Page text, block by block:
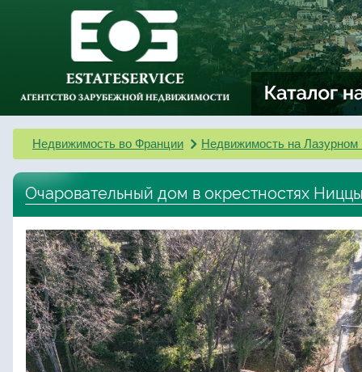
Недвижимость во Франции Недвижимость на Лазурном
Очаровательный дом в окрестностях